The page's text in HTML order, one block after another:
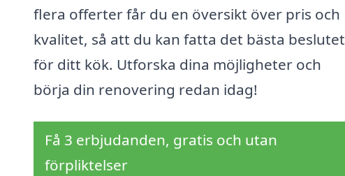
flera offerter får du en översikt över pris och
kvalitet, så att du kan fatta det bästa beslutet
för ditt kök. Utforska dina möjligheter och
börja din renovering redan idag!
Få 3 erbjudanden, gratis och utan
förpliktelser